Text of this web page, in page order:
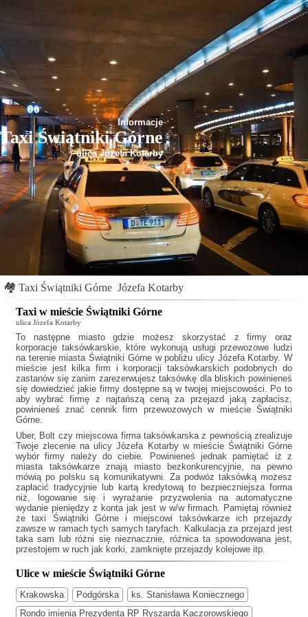
Informacje
Taxi Świątniki Górne
ulica Józefa Kotarby
🏘 Taxi Świątniki Górne Józefa Kotarby
Taxi w mieście Świątniki Górne
ulica Józefa Kotarby
To następne miasto gdzie możesz skorzystać z firmy oraz
korporacje taksówkarskie, które wykonują usługi przewozowe ludzi
na terenie miasta Świątniki Górne w pobliżu ulicy Józefa Kotarby. W
mieście jest kilka firm i korporacji taksówkarskich podobnych do
zastanów się zanim zarezerwujesz taksówkę dla bliskich powinieneś
się dowiedzieć jakie firmy dostępne są w twojej miejscowości. Po to
aby wybrać firmę z najtańszą ceną za przejazd jaką zapłacisz,
powinieneś znać cennik firm przewozowych w mieście Świątniki
Górne.
Uber, Bolt czy miejscowa firma taksówkarska z pewnością zrealizuje
Twoje zlecenie na ulicy Józefa Kotarby w mieście Świątniki Górne
wybór firmy należy do ciebie. Powinieneś jednak pamiętać iż z
miasta taksówkarze znają miasto bezkonkurencyjnie, na pewno
mówią po polsku są komunikatywni. Za podwóz taksówką możesz
zapłacić tradycyjnie lub kartą kredytową to bezpieczniejsza forma
niż, logowanie się i wyrażanie przyzwolenia na automatyczne
wydanie pieniędzy z konta jak jest w w/w firmach. Pamiętaj również
żetaxi Świątniki Górnei miejscowi taksówkarze ich przejazdy
zawsze w ramach tych samych taryfach. Kalkulacja za przejazd jest
taka sam lub różni się nieznacznie, różnica ta spowodowana jest,
przestojem w ruch jak korki, zamknięte przejazdy kolejowe itp.
Ulice w mieście Świątniki Górne
Krakowska Podgórska
ks. Stanisława Koniecznego
Rondo imienia Prezydenta RP Ryszarda Kaczorowskiego